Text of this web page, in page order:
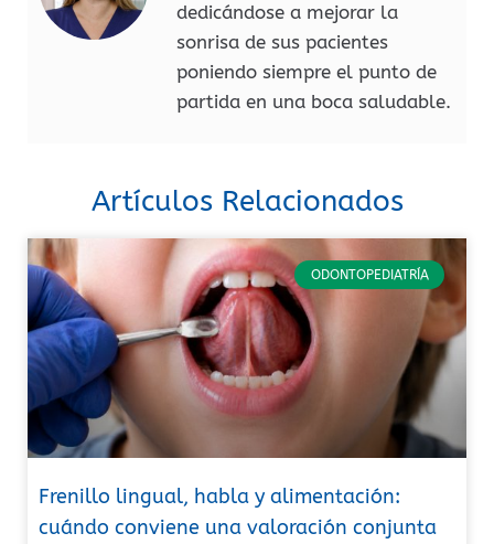
dedicándose a mejorar la
sonrisa de sus pacientes
poniendo siempre el punto de
partida en una boca saludable.
Artículos Relacionados
ODONTOPEDIATRÍA
Frenillo lingual, habla y alimentación:
cuándo conviene una valoración conjunta